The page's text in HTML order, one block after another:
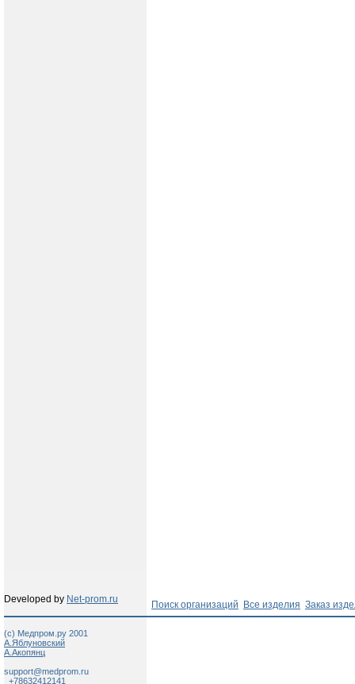
Developed by Net-prom.ru Поиск организаций Все изделия Заказ
(c) Медпром.ру 2001
А.Яблуновский
А.Акопянц
support@medprom.ru
+78632412141